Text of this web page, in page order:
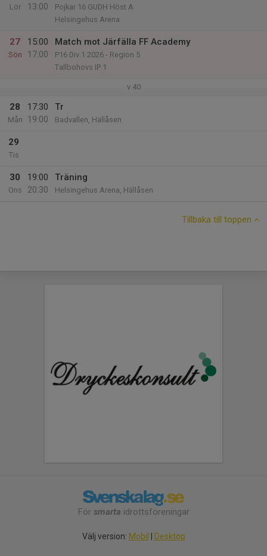
Lör
13:00
Pojkar 16 GUDH Höst A
Helsingehus Arena
27
Sön
15:00
17:00
Match mot Järfälla FF Academy
P16 Div.1 2026 - Region 5
Tallbohovs IP 1
v.40
28
Mån
17:30
19:00
Tr
Badvallen, Hällåsen
29
Tis
30
Ons
19:00
20:30
Träning
Helsingehus Arena, Hällåsen
Tillbaka till toppen
För smarta idrottsföreningar
Välj version: Mobil Desktop